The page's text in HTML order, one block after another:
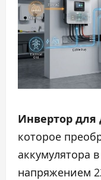
Инвертор для
которое
аккумулятора
напряжением